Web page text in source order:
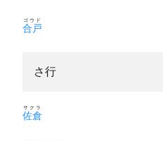
合戸
ゴウド
さ行
佐倉
サクラ